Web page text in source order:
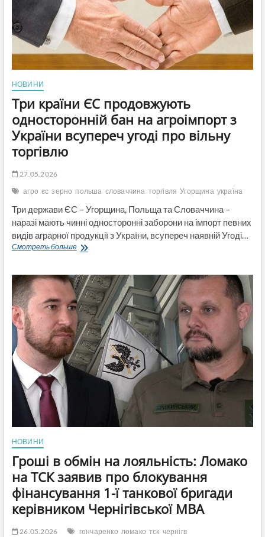
Лондона
НОВИНИ
Три країни ЄС продовжують
односторонній бан на агроімпорт з
України всупереч угоді про вільну
торгівлю
27.05.2026
агро єс зерно польша словаччина торгівля Угорщина україна
Три держави ЄС – Угорщина, Польща та Словаччина –
наразі мають чинні односторонні заборони на імпорт певних
видів аграрної продукції з України, всупереч наявній Угоді…
Смотреть большеТри
продовжують
односторонній
бан
на
агроімпорт
з
України
всупереч
угоді
про
НОВИНИ
Гроші в обмін на лояльність: Ломако
на ТСК заявив про блокування
фінансування 1-ї танкової бригади
керівником Чернігівської МВА
26.05.2026 гончаренко ломако тск чернігв